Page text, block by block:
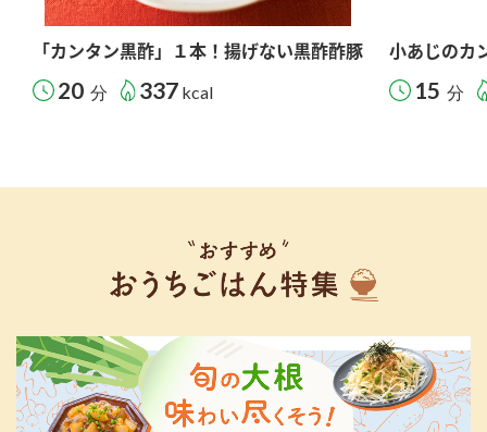
「カンタン黒酢」１本！揚げない黒酢酢豚
20 分 337 kcal
小あじのカ
15 分